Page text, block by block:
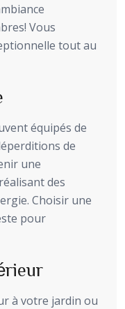
Vous
tout au
équipés de
de
une
des
Choisir une
pour
à votre jardin ou